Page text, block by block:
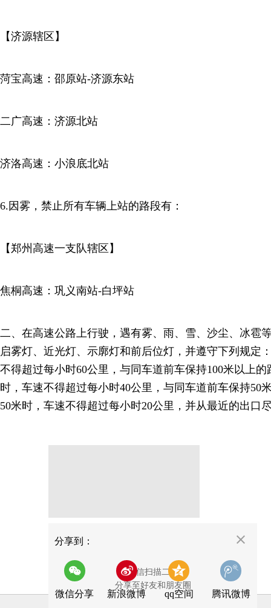
【济源辖区】
菏宝高速：邵原站-济源东站
二广高速：济源北站
济洛高速：小浪底北站
6.因雾，禁止所有车辆上站的路段有：
【郑州高速一支队辖区】
焦桐高速：巩义南站-白坪站
二、在高速公路上行驶，遇有雾、雨、雪、沙尘、冰雹
启雾灯、近光灯、示廓灯和前后位灯，并遵守下列规定
不得超过每小时60公里，与同车道前车保持100米以上
时，车速不得超过每小时40公里，与同车道前车保持50
50米时，车速不得超过每小时20公里，并从最近的出口
分享到：
微信分享
用微信扫描二维码
分享至好友和朋友圈
新浪微博 qq空间 腾讯微博